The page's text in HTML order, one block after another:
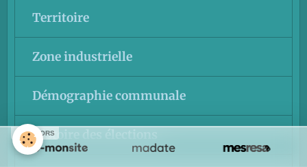
Territoire
Zone industrielle
Démographie communale
Histoire des élections
SPONSORS